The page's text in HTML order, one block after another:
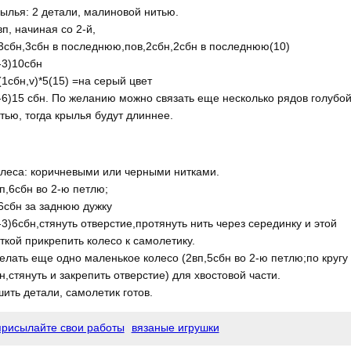
2 детали, малиновой нитью.
начиная со 2-й,
в последнюю,пов,2сбн,2сбн в последнюю(10)
=на серый цвет
сбн. По желанию можно связать еще несколько рядов голубой
тогда крылья будут длиннее.
коричневыми или черными нитками.
во 2-ю петлю;
за заднюю дужку
отверстие,протянуть нить через серединку и этой
прикрепить колесо к самолетику.
еще одно маленькое колесо (2вп,5сбн во 2-ю петлю;по кругу
и закрепить отверстие) для хвостовой части.
детали, самолетик готов.
свои работы вязаные игрушки